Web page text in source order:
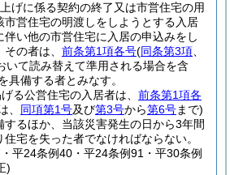
げに係る契約の終了又は市営住宅の用
市営住宅の明渡しをしようとする入居
い他の市営住宅に入居の申込みをし
の者は、 前条第1項各号(同条第3項
いて読み替えて準用される場合を含
具備する者とみなす。
る公営住宅の入居者は、 前条第1項各
、 同項第1号及び第3号から第6号まで)
するほか、当該災害発生の日から3年間
宅を失った者でなければならない。
平24条例40・平24条例91・平30条例
)